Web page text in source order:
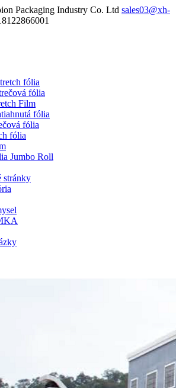
Packaging Industry Co. Ltd sales03@xh-
fólia
fólia
Film
fólia
fólia
fólia
Jumbo Roll
stránky